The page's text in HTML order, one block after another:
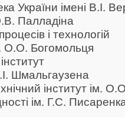
України імені В.І.
Палладіна
і технологій
О.О. Богомольця
Шмальгаузена
інститут ім.
ім. Г.С.